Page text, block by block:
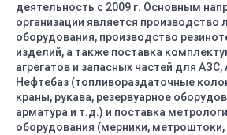
НАСОС КМН(8)
деятельность с 2009 г. Основным
организации является производство
оборудования, производство
изделий, а также поставка
агрегатов и запасных частей для АЗС,
Нефтебаз (топливораздаточные
краны, рукава, резервуарное
арматура и т.д.) и поставка
оборудования (мерники, метроштоки,